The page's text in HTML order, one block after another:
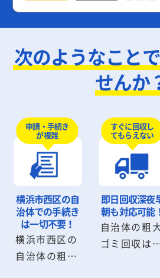
次のようなこと
せんか
申請・手続き
が複雑
横浜市西区の自
治体での手続き
は一切不要！
横浜市西区の
自治体の粗大
すぐに回収し
てもらえない
即日回収深夜
朝も対応可能
自治体の粗
ゴミ回収は